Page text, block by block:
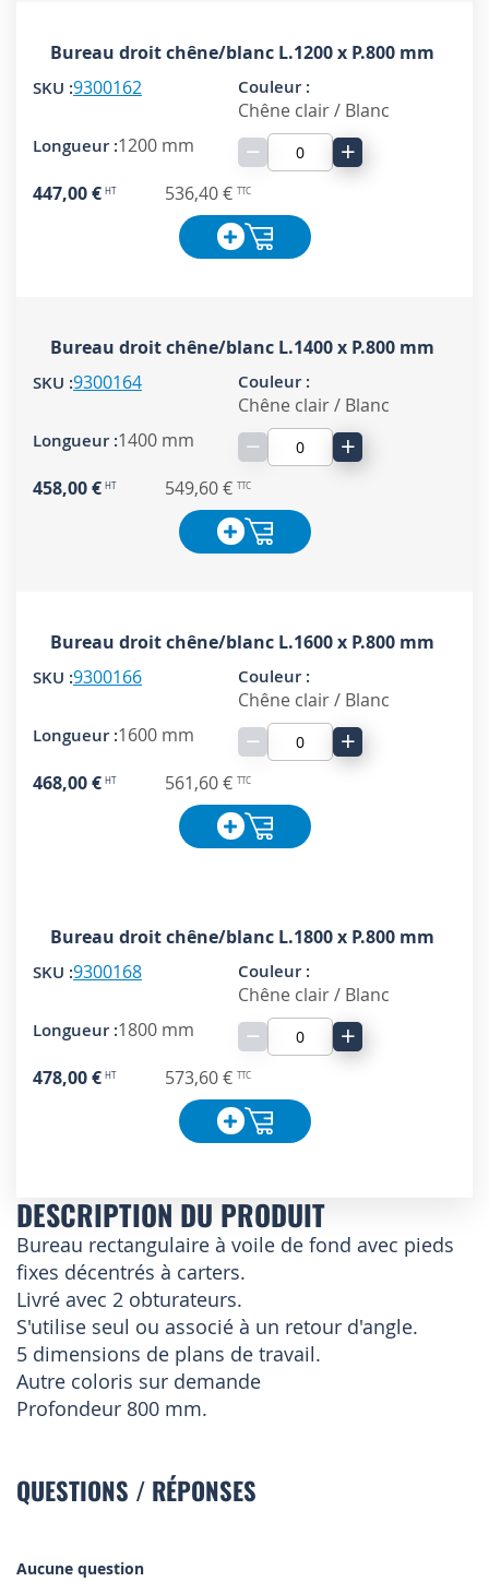
Bureau droit chêne/blanc L.1200 x P.800 mm
9300162
Chêne clair / Blanc
1200 mm
− +
447,00 € 536,40 €
Bureau droit chêne/blanc L.1400 x P.800 mm
9300164
Chêne clair / Blanc
1400 mm
− +
458,00 € 549,60 €
Bureau droit chêne/blanc L.1600 x P.800 mm
9300166
Chêne clair / Blanc
1600 mm
− +
468,00 € 561,60 €
Bureau droit chêne/blanc L.1800 x P.800 mm
9300168
Chêne clair / Blanc
1800 mm
− +
478,00 € 573,60 €
DESCRIPTION DU PRODUIT
Bureau rectangulaire à voile de fond avec pieds
fixes décentrés à carters.
Livré avec 2 obturateurs.
S'utilise seul ou associé à un retour d'angle.
5 dimensions de plans de travail.
Autre coloris sur demande
Profondeur 800 mm.
QUESTIONS / RÉPONSES
Aucune question